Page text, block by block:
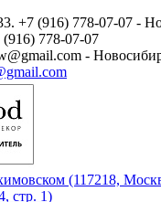
778-07-07
(117218,
стр. 1)